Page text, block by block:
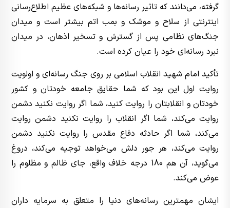
گرفته، می‌دانند که تاثیر رسانه‌ها و شبکه‌های عظیم اطلاع‌رسانی
اینترنتی از سلاح و موشک و بمب اتم بیشتر است و میدان
جنگ‌های نظامی پس از گسترش و تسخیر اذهان، در میدان
نبرد رسانه‌ای خود را عیان کرده است.
تأکید امام شهید انقلاب اسلامی بر روی جنگ رسانه‌ای و اولویت
روایت اول این بود که شما حقایق جامعه‌ خودتان و کشور
خودتان و انقلابتان را روایت کنید، شما اگر روایت نکنید دشمن
روایت می‌کند، شما اگر انقلاب را روایت نکنید دشمن روایت
می‌کند، شما اگر حادثه دفاع مقدس را روایت نکنید دشمن
روایت می‌کند، هر جور دلش می‌خواهد توجیه می‌کند، دروغ
می‌گوید، آن هم 180 درجه خلاف واقع، جای ظالم و مظلوم را
عوض می‌کند.
ایشان مهمترین رسانه‌های دنیا را متعلق به سرمایه داران